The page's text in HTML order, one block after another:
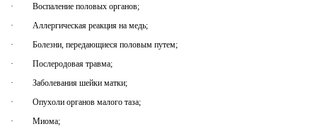
· Воспаление половых органов;
· Аллергическая реакция на медь;
· Болезни, передающиеся половым путем;
· Послеродовая травма;
· Заболевания шейки матки;
· Опухоли органов малого таза;
· Миома;